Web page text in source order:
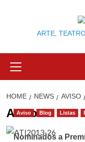
ARTE,
Menu
HOME NEWS AVISO
Aviso
Aviso Blog Listas
Nominados a